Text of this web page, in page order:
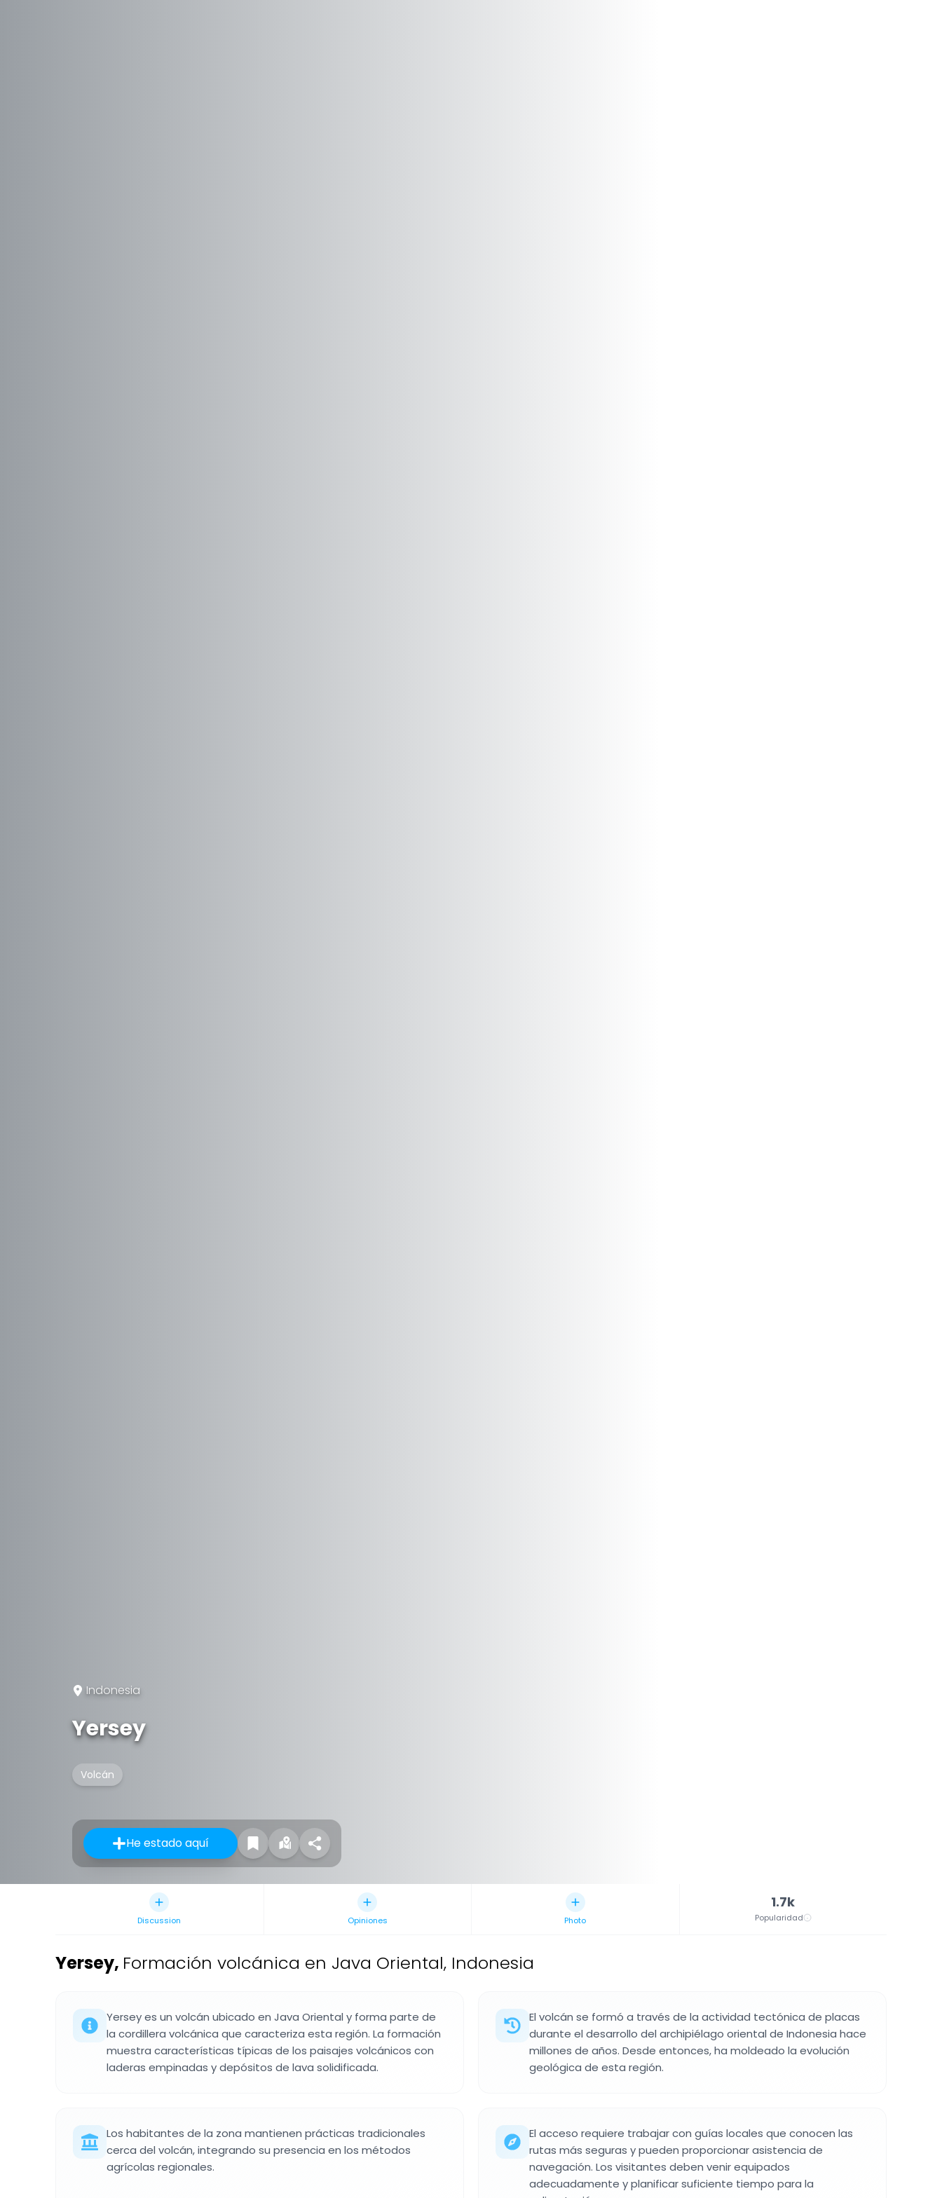
Indonesia
Yersey
Volcán
He estado aquí
Discussion Opiniones Photo
1.7k
Popularidad
Yersey, Formación volcánica en Java Oriental, Indonesia
Yersey es un volcán ubicado en Java Oriental y forma parte de
la cordillera volcánica que caracteriza esta región. La formación
muestra características típicas de los paisajes volcánicos con
laderas empinadas y depósitos de lava solidificada.
El volcán se formó a través de la actividad tectónica de placas
durante el desarrollo del archipiélago oriental de Indonesia hace
millones de años. Desde entonces, ha moldeado la evolución
geológica de esta región.
Los habitantes de la zona mantienen prácticas tradicionales
cerca del volcán, integrando su presencia en los métodos
agrícolas regionales.
El acceso requiere trabajar con guías locales que conocen las
rutas más seguras y pueden proporcionar asistencia de
navegación. Los visitantes deben venir equipados
adecuadamente y planificar suficiente tiempo para la